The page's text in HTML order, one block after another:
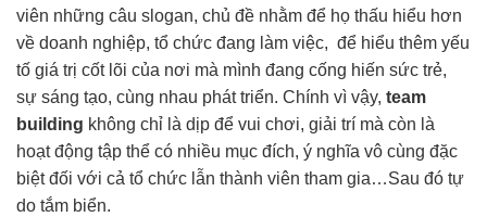
viên những câu slogan, chủ đề nhằm để họ thấu hiểu hơn
về doanh nghiệp, tổ chức đang làm việc, để hiểu thêm yếu
tố giá trị cốt lõi của nơi mà mình đang cống hiến sức trẻ,
sự sáng tạo, cùng nhau phát triển. Chính vì vậy, team
building không chỉ là dịp để vui chơi, giải trí mà còn là
hoạt động tập thể có nhiều mục đích, ý nghĩa vô cùng đặc
biệt đối với cả tổ chức lẫn thành viên tham gia…Sau đó tự
do tắm biển.